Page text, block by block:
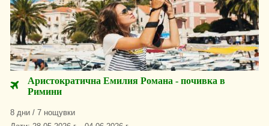
Аристократична Емилия Романа - почивка в
Римини
8 дни / 7 нощувки